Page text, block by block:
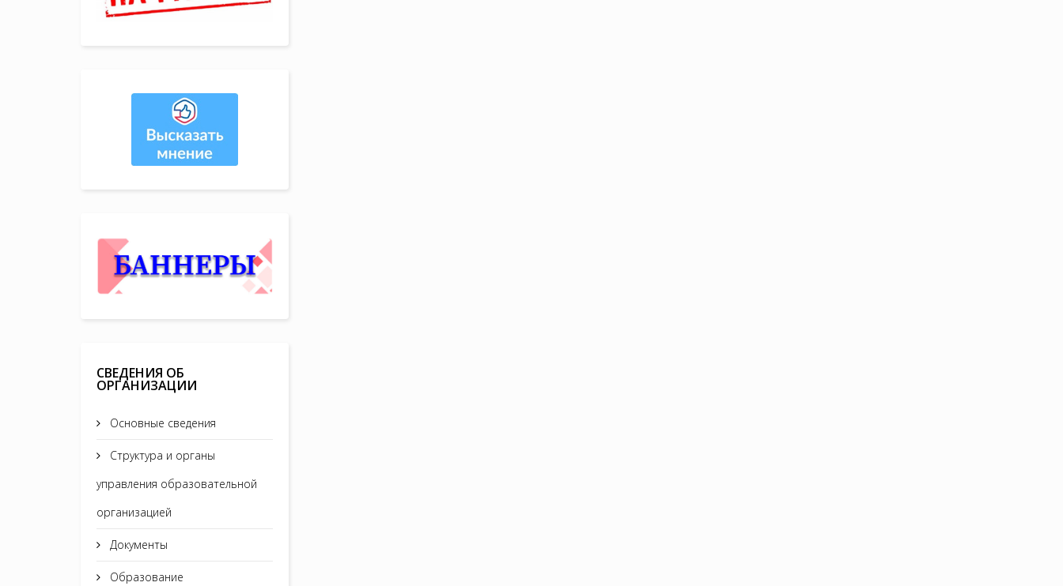
СВЕДЕНИЯ ОБ
ОРГАНИЗАЦИИ
Основные сведения
Структура и органы
управления образовательной
организацией
Документы
Образование